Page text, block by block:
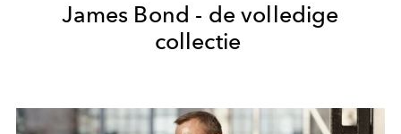
James Bond - de volledige
collectie